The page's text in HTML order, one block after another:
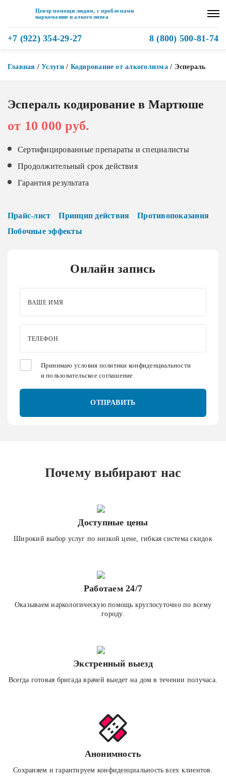
Центр помощи людям, с проблемами
наркомании и алкоголизма
+7 (922) 354-29-27 8 (800) 500-81-74
Главная /Услуги/ Кодирование от алкоголизма/ Эспераль
Эспераль кодирование в Мартюше
от 10 000 руб.
Сертифицированные препараты и специалисты
Продолжительный срок действия
Гарантия результата
Прайс-лист Принцип действия
Противопоказания
Побочные эффекты
Онлайн запись
ВАШЕ ИМЯ
ТЕЛЕФОН
Принимаю условия политики конфиденциальности
ипользовательское соглашение
Почему выбирают нас
Доступные цены
Широкий выбор услуг по низкой цене, гибкая система скидок
Работаем 24/7
Оказываем наркологическую помощь круглосуточно по всему
городу.
Экстренный выезд
Всегда готовая бригада врачей выедет на дом в течении получаса.
Анонимность
Сохраняем и гарантируем конфиденциальность всех клиентов.